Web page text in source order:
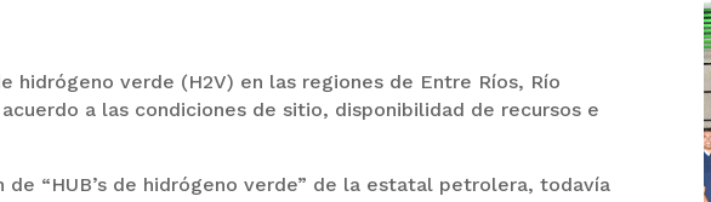
hidrógeno verde (H2V) en las regiones de Entre Ríos, Río
a las condiciones de sitio, disponibilidad de recursos e
“HUB’s de hidrógeno verde” de la estatal petrolera, todavía